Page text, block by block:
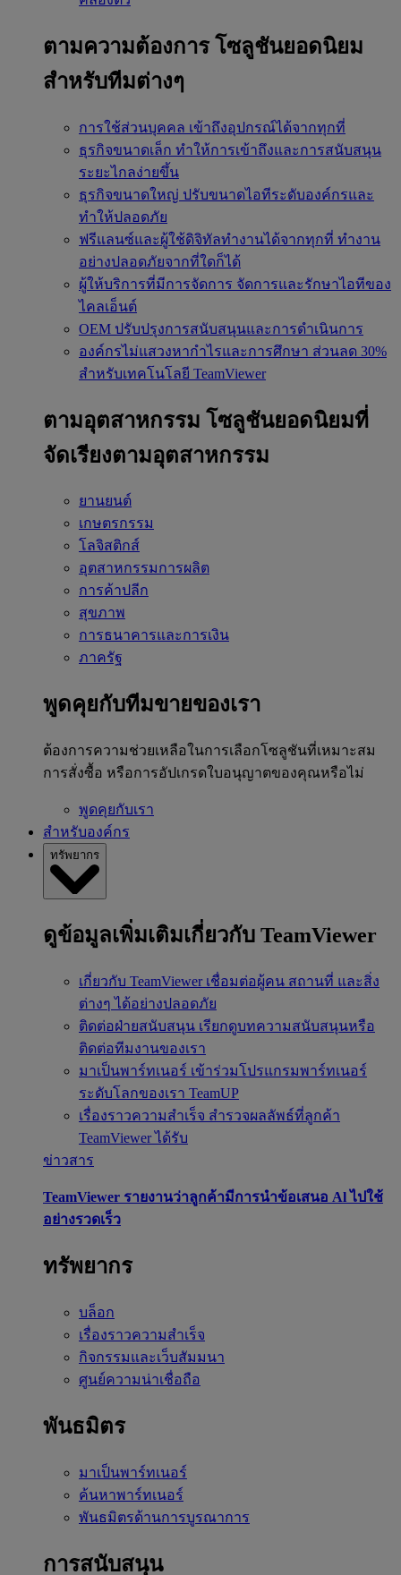
ตามความต้องการ โซลูชันยอดนิยม
สำหรับทีมต่างๆ
การใช้ส่วนบุคคล เข้าถึงอุปกรณ์ได้จากทุกที่
ธุรกิจขนาดเล็ก ทำให้การเข้าถึงและการสนับสนุน
ระยะไกลง่ายขึ้น
ธุรกิจขนาดใหญ่ ปรับขนาดไอทีระดับองค์กรและ
ทำให้ปลอดภัย
ฟรีแลนซ์และผู้ใช้ดิจิทัลทำงานได้จากทุกที่ ทำงาน
อย่างปลอดภัยจากที่ใดก็ได้
ผู้ให้บริการที่มีการจัดการ จัดการและรักษาไอทีของ
ไคลเอ็นต์
OEM ปรับปรุงการสนับสนุนและการดำเนินการ
องค์กรไม่แสวงหากำไรและการศึกษา ส่วนลด 30%
สำหรับเทคโนโลยี TeamViewer
ตามอุตสาหกรรม โซลูชันยอดนิยมที่
จัดเรียงตามอุตสาหกรรม
ยานยนต์
เกษตรกรรม
โลจิสติกส์
อุตสาหกรรมการผลิต
การค้าปลีก
สุขภาพ
การธนาคารและการเงิน
ภาครัฐ
พูดคุยกับทีมขายของเรา
ต้องการความช่วยเหลือในการเลือกโซลูชันที่เหมาะสม
การสั่งซื้อ หรือการอัปเกรดใบอนุญาตของคุณหรือไม่
พูดคุยกับเรา
สำหรับองค์กร
ทรัพยากร
ดูข้อมูลเพิ่มเติมเกี่ยวกับ TeamViewer
เกี่ยวกับ TeamViewer เชื่อมต่อผู้คน สถานที่ และสิ่ง
ต่างๆ ได้อย่างปลอดภัย
ติดต่อฝ่ายสนับสนุน เรียกดูบทความสนับสนุนหรือ
ติดต่อทีมงานของเรา
มาเป็นพาร์ทเนอร์ เข้าร่วมโปรแกรมพาร์ทเนอร์
ระดับโลกของเรา TeamUP
เรื่องราวความสำเร็จ สำรวจผลลัพธ์ที่ลูกค้า
TeamViewer ได้รับ
ข่าวสาร
TeamViewer รายงานว่าลูกค้ามีการนำข้อเสนอ Al ไปใช้
อย่างรวดเร็ว
ทรัพยากร
บล็อก
เรื่องราวความสำเร็จ
กิจกรรมและเว็บสัมมนา
ศูนย์ความน่าเชื่อถือ
พันธมิตร
มาเป็นพาร์ทเนอร์
ค้นหาพาร์ทเนอร์
พันธมิตรด้านการบูรณาการ
การสนับสนุน